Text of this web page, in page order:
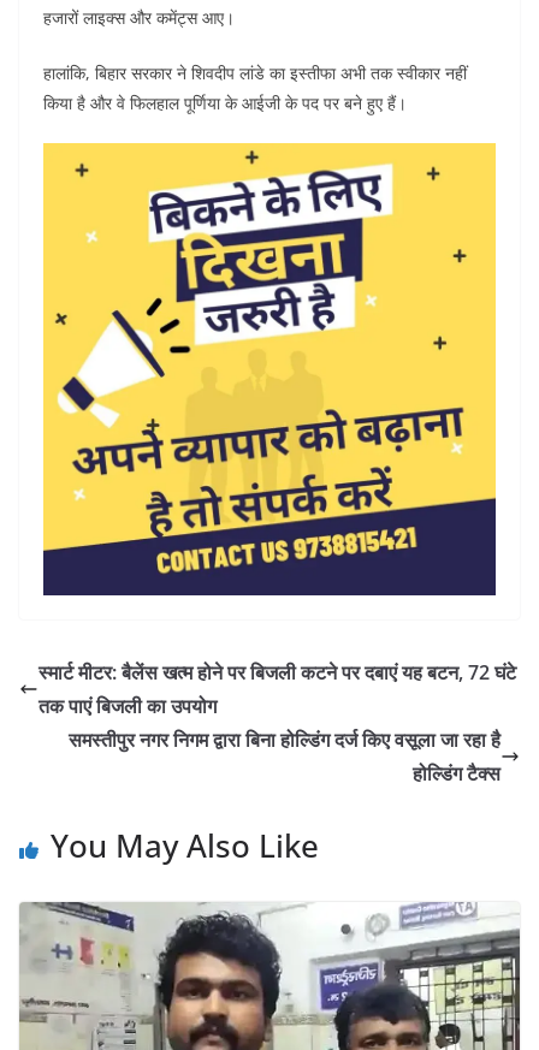
हजारों लाइक्स और कमेंट्स आए।
हालांकि, बिहार सरकार ने शिवदीप लांडे का इस्तीफा अभी तक स्वीकार नहीं
किया है और वे फिलहाल पूर्णिया के आईजी के पद पर बने हुए हैं।
स्मार्ट मीटर: बैलेंस खत्म होने पर बिजली कटने पर दबाएं यह बटन, 72 घंटे
तक पाएं बिजली का उपयोग
समस्तीपुर नगर निगम द्वारा बिना होल्डिंग दर्ज किए वसूला जा रहा है
होल्डिंग टैक्स
You May Also Like